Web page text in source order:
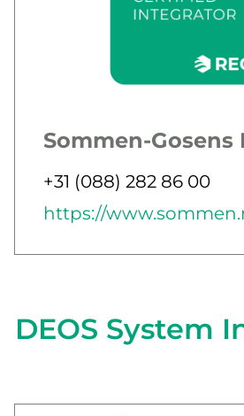
Sommen-Gosens
Jobbar som
Telefon
+31 (088) 282 86 00
E-post
Webb
https://
DEOS System